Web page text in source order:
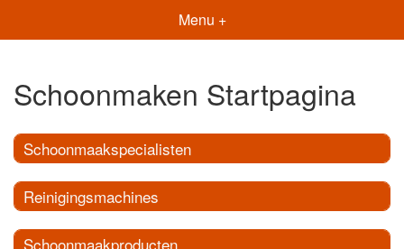
Menu +
Schoonmaken Startpagina
Schoonmaakspecialisten
Reinigingsmachines
Schoonmaakproducten